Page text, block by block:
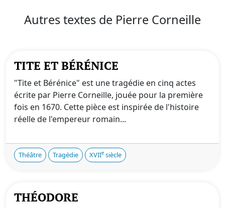
Autres textes de Pierre Corneille
TITE ET BÉRÉNICE
"Tite et Bérénice" est une tragédie en cinq actes
écrite par Pierre Corneille, jouée pour la première
fois en 1670. Cette pièce est inspirée de l'histoire
réelle de l'empereur romain...
Théâtre Tragédie XVIIe siècle
THÉODORE